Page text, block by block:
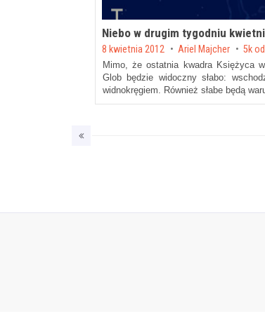
Niebo w drugim tygodniu
Posted on
8 kwietnia 2012 by Ariel Majcher 5k
Mimo, że ostatnia kwadra Księżyca
Glob będzie widoczny słabo:
widnokręgiem. Również słabe będą